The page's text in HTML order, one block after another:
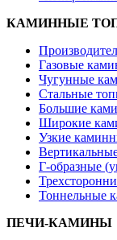
КАМИННЫЕ
Газовые
Чугунные
Стальные
Большие
Широкие
Узкие
Г-образные
Тоннельные
ПЕЧИ-КАМИНЫ